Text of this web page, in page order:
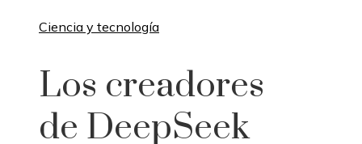
Ciencia y tecnología
Los creadores
de DeepSeek